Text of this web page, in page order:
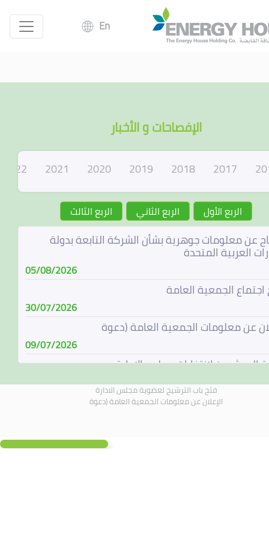
En
الإفصاحات و الأخبار
2017
2018
2019
2020
2021
2022
الربع الأول الربع الثاني الربع الثالث
عن معلومات جوهرية بشأن الشركة التابعة بدولة
العربية المتحدة
05/08/2026
اجتماع الجمعية العامة
30/07/2026
عن معلومات الجمعية العامة (دعوة
09/07/2026
المرشحين لإنتخابات مجلس الإدارة
08/07/2026
الترشيح لعضوية مجلس الادارة
فتح باب الترشيح لعضوية مجلس الادارة
الإعلان عن معلومات الجمعية العامة (دعوة